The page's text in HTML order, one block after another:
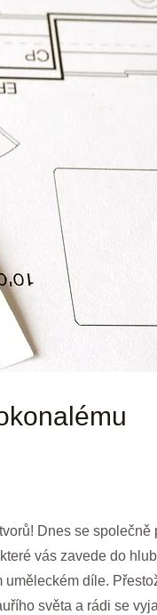
Dnes se společně
vás zavede do
díle.
světa a rádi se